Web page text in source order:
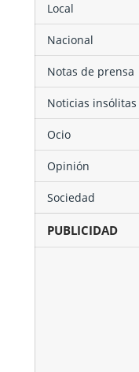
Local
Nacional
Notas de prensa
Noticias insólitas
Ocio
Opinión
Sociedad
PUBLICIDAD